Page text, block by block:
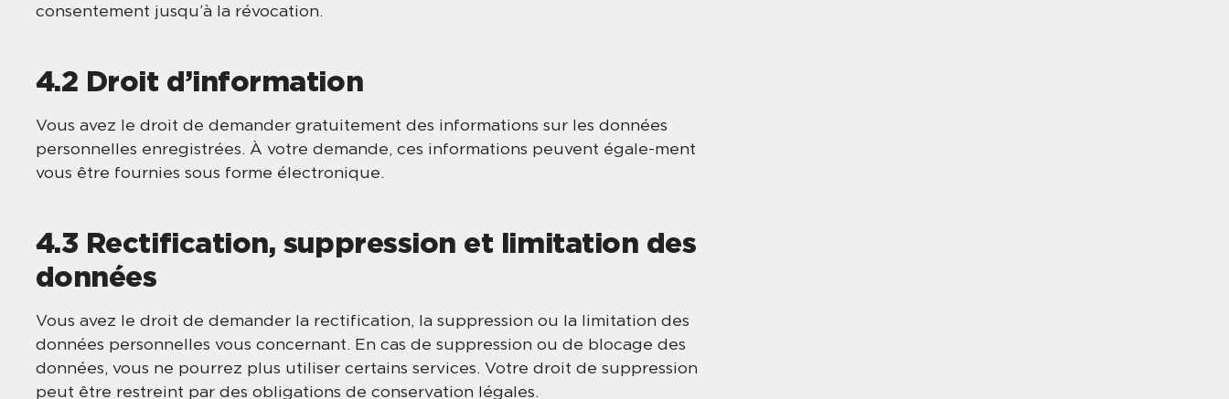
consentement jusqu’à la révocation.
4.2 Droit d’information
Vous avez le droit de demander gratuitement des informations sur les données
personnelles enregistrées. À votre demande, ces informations peuvent égale-ment
vous être fournies sous forme électronique.
4.3 Rectification, suppression et limitation des
données
Vous avez le droit de demander la rectification, la suppression ou la limitation des
données personnelles vous concernant. En cas de suppression ou de blocage des
données, vous ne pourrez plus utiliser certains services. Votre droit de suppression
peut être restreint par des obligations de conservation légales.